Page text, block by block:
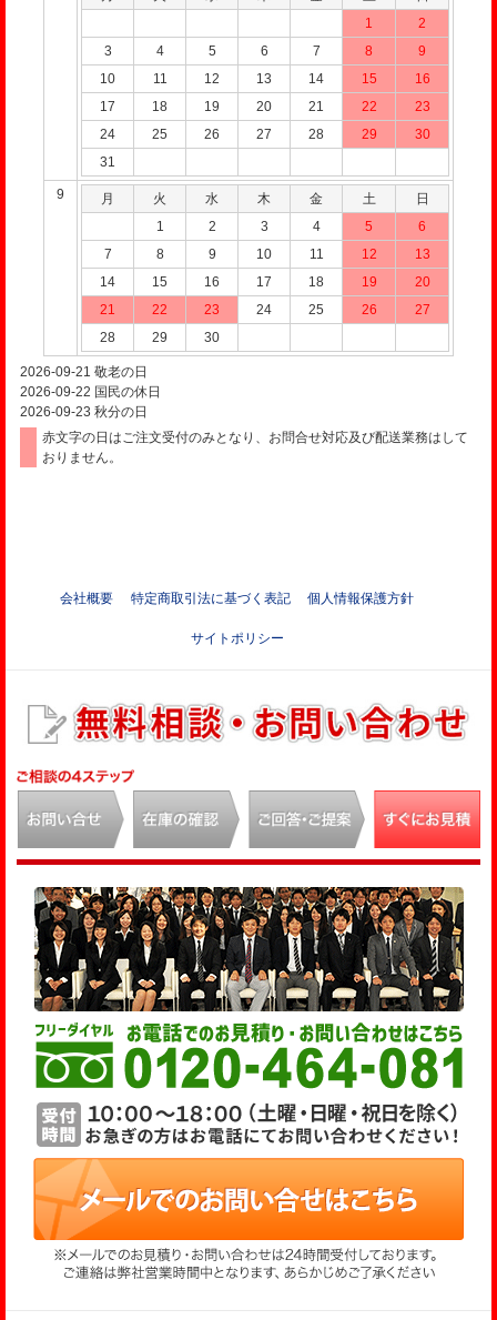
1
2
3
4 5 6 7 8
9
10
11 12 13 14 15
16
17
18 19 20 21 22
23
24
25 26 27 28 29
30
31
9 月 火 水 木 金 土
日
1
2 3 4 5
6
7
8 9 10 11 12
13
14
15 16 17 18 19
20
21
22 23 24 25 26
27
28
29 30
2026-09-21 敬老の日
2026-09-22 国民の休日
2026-09-23 秋分の日
赤文字の日はご注文受付のみとなり、お問合せ対応及び配送業務はして
おりません。
会社概要 特定商取引法に基づく表記 個人情報保護方針
サイトポリシー